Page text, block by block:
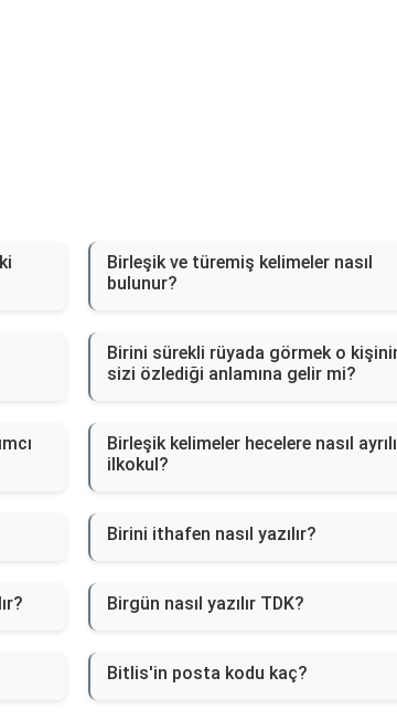
Birleşik ve türemiş kelimeler nasıl
bulunur?
Birini sürekli rüyada görmek o
sizi özlediği anlamına gelir mi?
Birleşik kelimeler hecelere nasıl
ilkokul?
Birini ithafen nasıl yazılır?
Birgün nasıl yazılır TDK?
Bitlis'in posta kodu kaç?